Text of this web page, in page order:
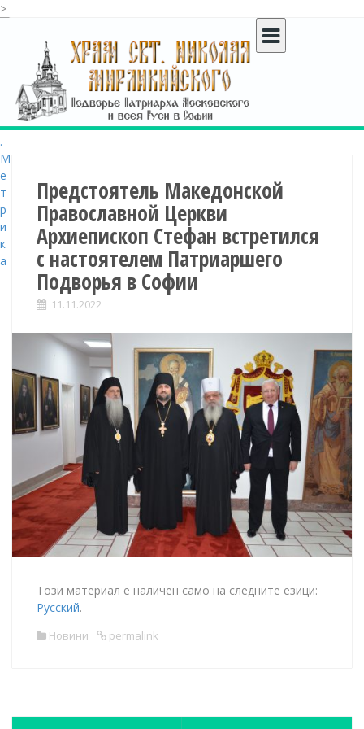
>
c
o
n
t
e
n
t
Предстоятель Македонской
Православной Церкви
Архиепископ Стефан встретился
с настоятелем Патриаршего
Подворья в Софии
11.11.2022
Този материал е наличен само на следните езици:
Русский.
Новини permalink